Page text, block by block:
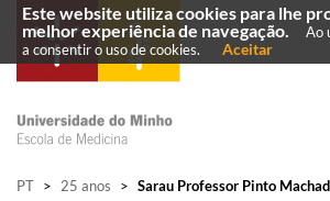
PT > 25 anos > Sarau Professor Pinto
Este website utiliza cookies para lhe
melhor experiência de navegação.
Ao
a consentir o uso de cookies.
Aceitar